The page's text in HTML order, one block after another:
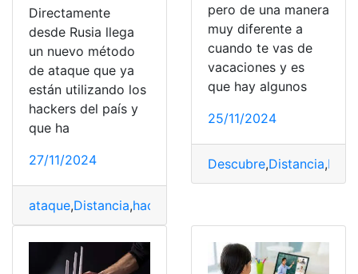
Directamente
desde Rusia llega
un nuevo método
de ataque que ya
están utilizando los
hackers del país y
que ha
27/11/2024
ataque,Distancia,hackers
pero de una manera
muy diferente a
cuando te vas de
vacaciones y es
que hay algunos
25/11/2024
Descubre,Distancia,